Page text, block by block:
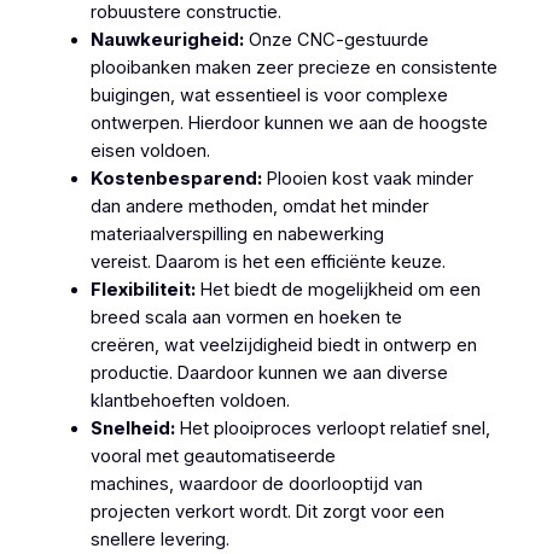
robuustere constructie.
Nauwkeurigheid:Onze CNC-gestuurde
plooibanken maken zeer precieze en consistente
buigingen, wat essentieel is voor complexe
ontwerpen. Hierdoor kunnen we aan de hoogste
eisen voldoen.
Kostenbesparend:Plooien kost vaak minder
dan andere methoden, omdat het minder
materiaalverspilling en nabewerking
vereist. Daarom is het een efficiënte keuze.
Flexibiliteit:Het biedt de mogelijkheid om een
breed scala aan vormen en hoeken te
creëren, wat veelzijdigheid biedt in ontwerp en
productie. Daardoor kunnen we aan diverse
klantbehoeften voldoen.
Snelheid:Het plooiproces verloopt relatief snel,
vooral met geautomatiseerde
machines, waardoor de doorlooptijd van
projecten verkort wordt. Dit zorgt voor een
snellere levering.